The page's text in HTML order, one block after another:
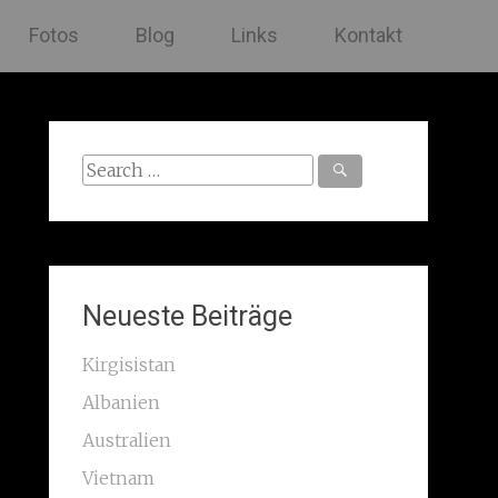
Fotos Blog Links Kontakt
Search
Neueste Beiträge
Kirgisistan
Albanien
Australien
Vietnam